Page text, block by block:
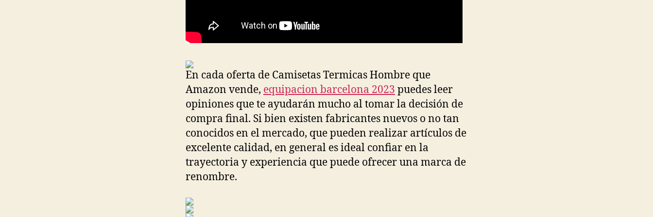
En cada oferta de Camisetas Termicas Hombre que
Amazon vende, equipacion barcelona 2023 puedes leer
opiniones que te ayudarán mucho al tomar la decisión de
compra final. Si bien existen fabricantes nuevos o no tan
conocidos en el mercado, que pueden realizar artículos de
excelente calidad, en general es ideal confiar en la
trayectoria y experiencia que puede ofrecer una marca de
renombre.